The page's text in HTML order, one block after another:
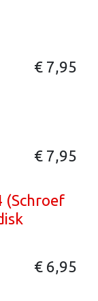
€ 7,95
€ 7,95
(Schroef
€ 6,95